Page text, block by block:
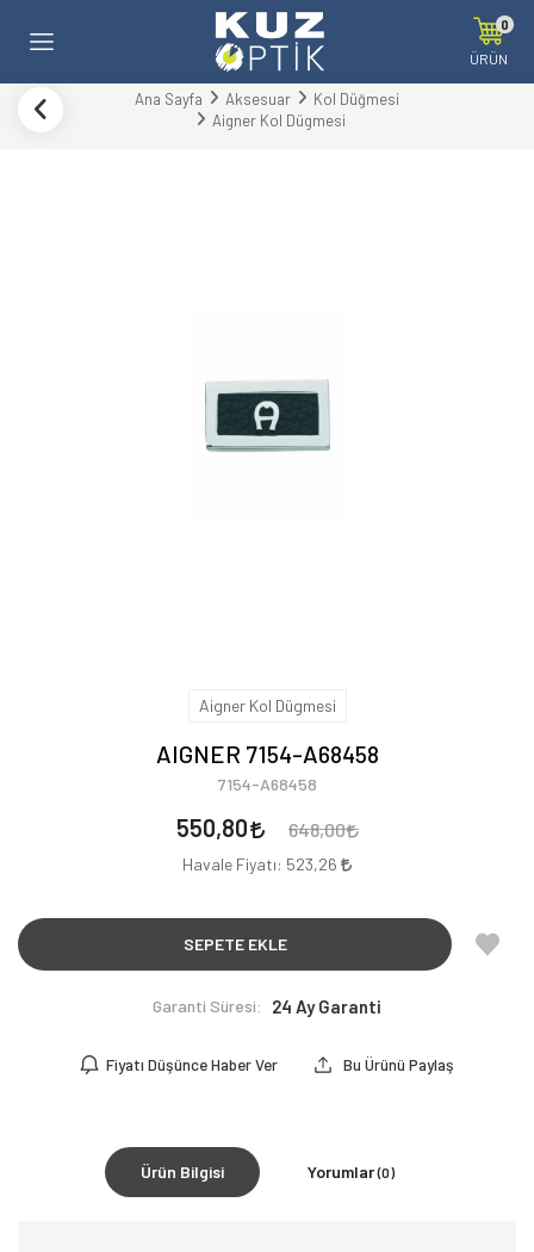
0
ÜRÜN
Ana Sayfa Aksesuar
Kol Düğmesi
Aigner Kol Dügmesi
Aigner Kol Dügmesi
AIGNER 7154-A68458
7154-A68458
550,80 648,00
Havale Fiyatı: 523,26
SEPETE EKLE
Garanti Süresi: 24 Ay Garanti
Fiyatı Düşünce Haber Ver Bu Ürünü Paylaş
Ürün Bilgisi Yorumlar(0)